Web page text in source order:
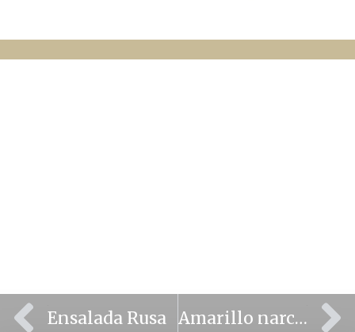
Ensalada Rusa Amarillo narciso – Daffodil